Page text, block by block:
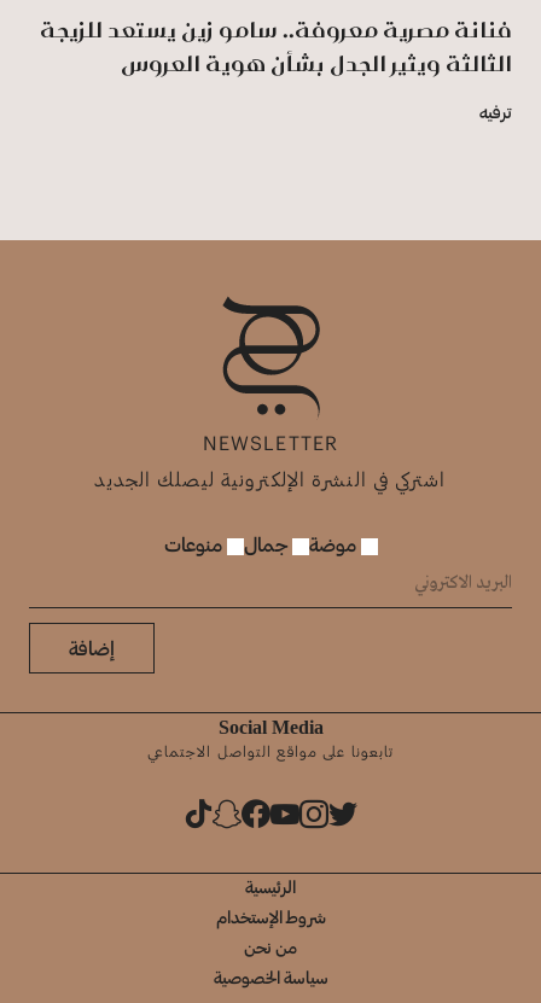
فنانة مصرية معروفة.. سامو زين يستعد للزيجة
الثالثة ويثير الجدل بشأن هوية العروس
ترفيه
NEWSLETTER
اشتركي في النشرة الإلكترونية ليصلك الجديد
موضة جمال منوعات
إضافة
Social Media
تابعونا على مواقع التواصل الاجتماعي
الرئيسية
شروط الإستخدام
من نحن
سياسة الخصوصية